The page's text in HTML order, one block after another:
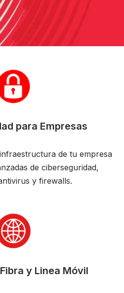
para Empresas
de tu empresa
de ciberseguridad,
y firewalls.
y Linea Móvil